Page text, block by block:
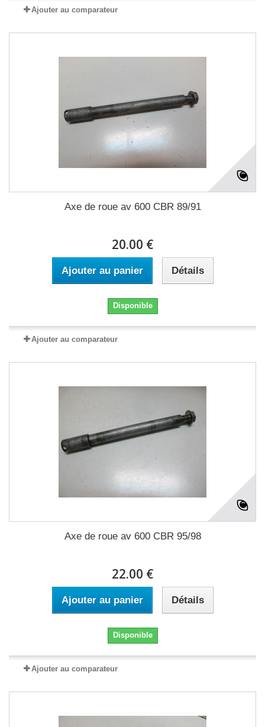
Ajouter au comparateur
Axe de roue av 600 CBR 89/91
20.00 €
Ajouter au panier Détails
Disponible
Ajouter au comparateur
Axe de roue av 600 CBR 95/98
22.00 €
Ajouter au panier Détails
Disponible
Ajouter au comparateur